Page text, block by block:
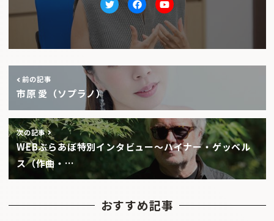
TwitterfacebookYoutube
前の記事
市原 愛（ソプラノ）
次の記事
WEBぶらあぼ特別インタビュー〜ハイナー・ゲッベル
ス（作曲・…
おすすめ記事